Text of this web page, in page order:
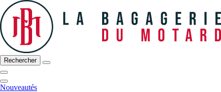
Rechercher
Nouveautés